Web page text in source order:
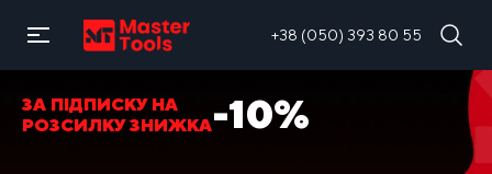
+38 (050) 393 80 55
UA
ЗА ПІДПИСКУ НА
РОЗСИЛКУ ЗНИЖКА-10%